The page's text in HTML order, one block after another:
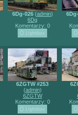
6Dg-026(admin)
6Dg
Komentarzy: 0
6ZGTW #253
(admin)
6ZGTW
Komentarzy: 0